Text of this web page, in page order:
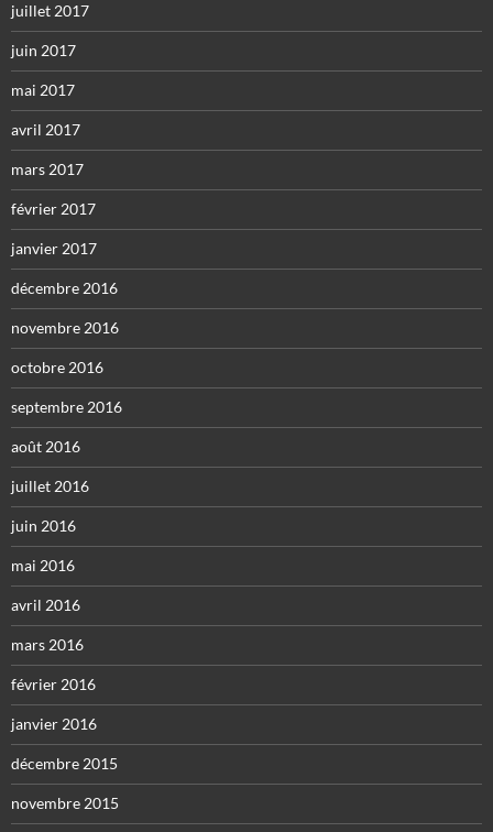
juillet 2017
juin 2017
mai 2017
avril 2017
mars 2017
février 2017
janvier 2017
décembre 2016
novembre 2016
octobre 2016
septembre 2016
août 2016
juillet 2016
juin 2016
mai 2016
avril 2016
mars 2016
février 2016
janvier 2016
décembre 2015
novembre 2015